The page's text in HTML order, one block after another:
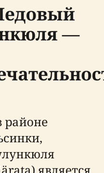
—
районе